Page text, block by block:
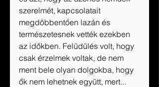
szerelmét, kapcsolatait
megdöbbentően lazán és
természetesnek vették ezekben
az időkben. Felüdülés volt, hogy
csak érzelmek voltak, de nem
ment bele olyan dolgokba, hogy
ők nem lehetnek együtt, mert...